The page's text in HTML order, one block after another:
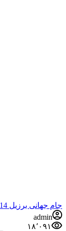
جام جهانی برزیل 2014
admin
۱۸٬۰۹۱